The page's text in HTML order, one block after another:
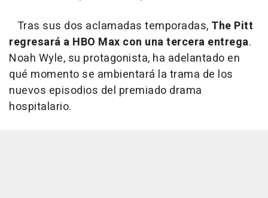
Tras sus dos aclamadas temporadas, The Pitt
regresará a HBO Max con una tercera entrega.
Noah Wyle, su protagonista, ha adelantado en
qué momento se ambientará la trama de los
nuevos episodios del premiado drama
hospitalario.